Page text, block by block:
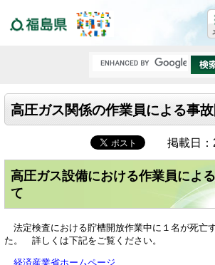
高圧ガス関係の作業員による事
掲載日：
高圧ガス設備における作業員によ
て
法定検査における貯槽開放作業中に１名が死亡
た。 詳しくは下記をご覧ください。
経済産業省ホームページ